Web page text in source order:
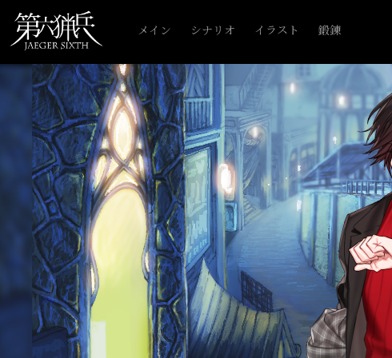
メイン シナリオ イラスト 鍛錬